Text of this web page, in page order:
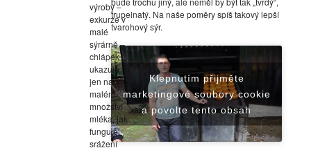
trupelnatý. Na naše poměry spíš takový lepší
tvarohový sýr.
výroby –
exkurze v
malé
sýrárně –
chlápek
ukazuje
jen na
malém
množství
mléka, jak
funguje
srážení
Klepnutím přijměte
marketingové soubory cookie
a povolte tento obsah